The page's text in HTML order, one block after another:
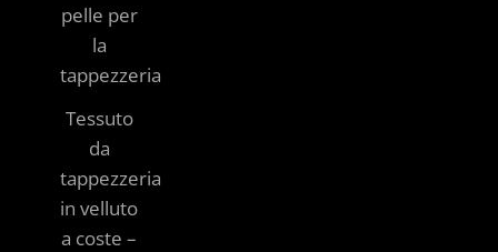
pelle per
la
tappezzeria
Tessuto
da
tappezzeria
in velluto
a coste –